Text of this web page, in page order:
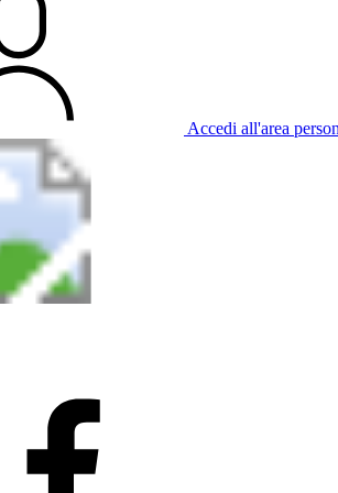
Accedi all'area